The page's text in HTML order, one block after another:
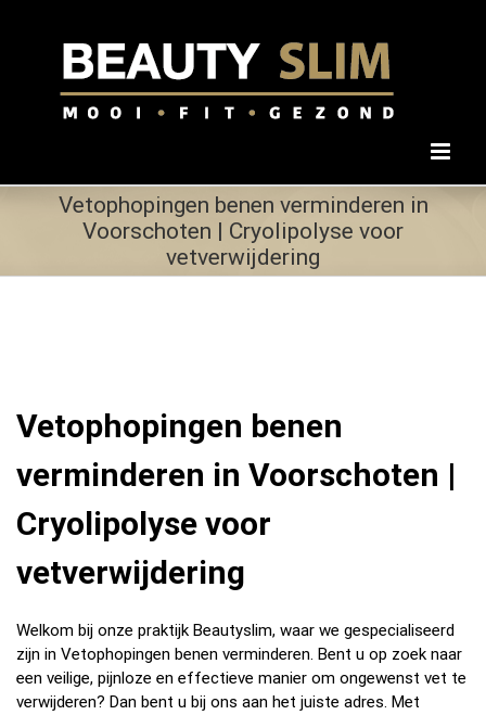
Vetophopingen benen verminderen in
Voorschoten | Cryolipolyse voor
vetverwijdering
Vetophopingen benen
verminderen in Voorschoten |
Cryolipolyse voor
vetverwijdering
Welkom bij onze praktijk Beautyslim, waar we gespecialiseerd
zijn in Vetophopingen benen verminderen. Bent u op zoek naar
een veilige, pijnloze en effectieve manier om ongewenst vet te
verwijderen? Dan bent u bij ons aan het juiste adres. Met